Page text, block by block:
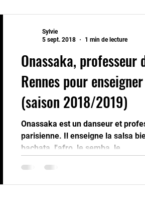
Onassaka, professeur
Rennes pour
(saison 2018/2019)
Onassaka est un danseur et
parisienne. Il enseigne la salsa
bachata, l'afro, le semba, le...
Sylvie
5 sept. 2018
1 min de lecture